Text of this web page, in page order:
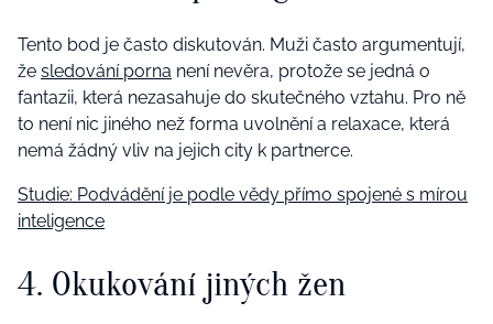
Tento bod je často diskutován. Muži často argumentují,
že sledování porna není nevěra, protože se jedná o
fantazii, která nezasahuje do skutečného vztahu. Pro ně
to není nic jiného než forma uvolnění a relaxace, která
nemá žádný vliv na jejich city k partnerce.
Studie: Podvádění je podle vědy přímo spojené s mírou
inteligence
4. Okukování jiných žen